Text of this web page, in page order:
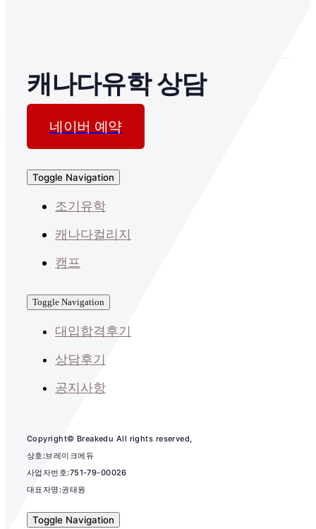
캐나다유학 상담
네이버 예약
Toggle Navigation
조기유학
캐나다컬리지
캠프
Toggle Navigation
대입합격후기
상담후기
공지사항
Copyright© Breakedu All rights reserved,
상호:브레이크에듀
사업자번호:751-79-00026
대표자명:권태원
Toggle Navigation